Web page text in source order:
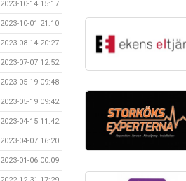
2023-10-14 15:17
2023-10-01 21:10
2023-08-14 20:27
2023-07-07 12:52
2023-05-19 09:48
2023-05-19 09:42
2023-04-15 11:42
2023-04-07 16:20
2023-01-06 00:09